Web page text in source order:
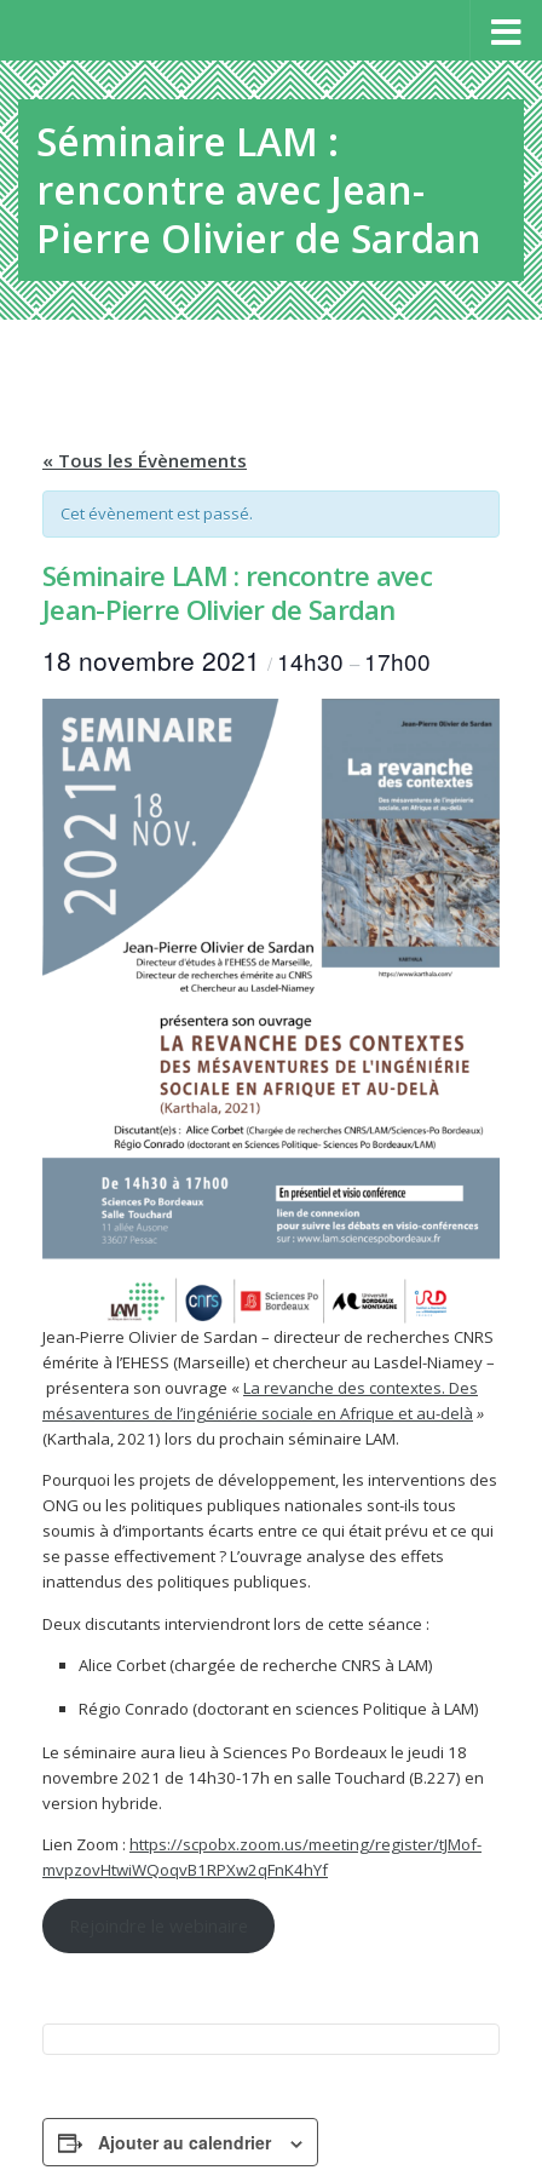
Séminaire LAM :
rencontre avec Jean-
Pierre Olivier de Sardan
« Tous les Évènements
Cet évènement est passé.
Séminaire LAM : rencontre avec
Jean-Pierre Olivier de Sardan
18 novembre 2021 / 14h30 – 17h00
Jean-Pierre Olivier de Sardan – directeur de recherches CNRS
émérite à l’EHESS (Marseille) et chercheur au Lasdel-Niamey –
présentera son ouvrage «La revanche des contextes. Des
mésaventures de l’ingéniérie sociale en Afrique et au-delà »
(Karthala, 2021) lors du prochain séminaire LAM.
Pourquoi les projets de développement, les interventions des
ONG ou les politiques publiques nationales sont-ils tous
soumis à d’importants écarts entre ce qui était prévu et ce qui
se passe effectivement ? L’ouvrage analyse des effets
inattendus des politiques publiques.
Deux discutants interviendront lors de cette séance :
Alice Corbet (chargée de recherche CNRS à LAM)
Régio Conrado (doctorant en sciences Politique à LAM)
Le séminaire aura lieu à Sciences Po Bordeaux le jeudi 18
novembre 2021 de 14h30-17h en salle Touchard (B.227) en
version hybride.
Lien Zoom : https://scpobx.zoom.us/meeting/register/tJMof-
mvpzovHtwiWQoqvB1RPXw2qFnK4hYf
Ajouter au calendrier